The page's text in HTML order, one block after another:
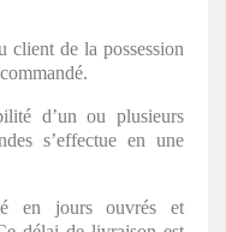
client de la possession
d’un ou plusieurs
s’effectue en une
en jours ouvrés et